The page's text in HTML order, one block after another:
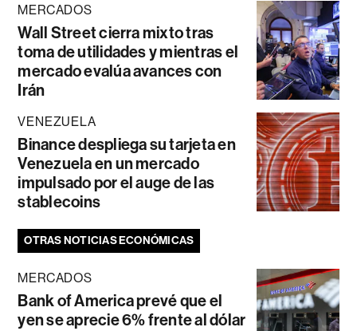
MERCADOS
Wall Street cierra mixto tras
toma de utilidades y mientras el
mercado evalúa avances con
Irán
VENEZUELA
Binance despliega su tarjeta en
Venezuela en un mercado
impulsado por el auge de las
stablecoins
OTRAS NOTICIAS ECONÓMICAS
MERCADOS
Bank of America prevé que el
yen se aprecie 6% frente al dólar